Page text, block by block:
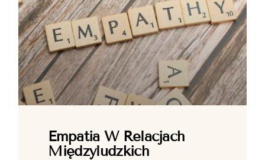
Empatia W Relacjach
Międzyludzkich